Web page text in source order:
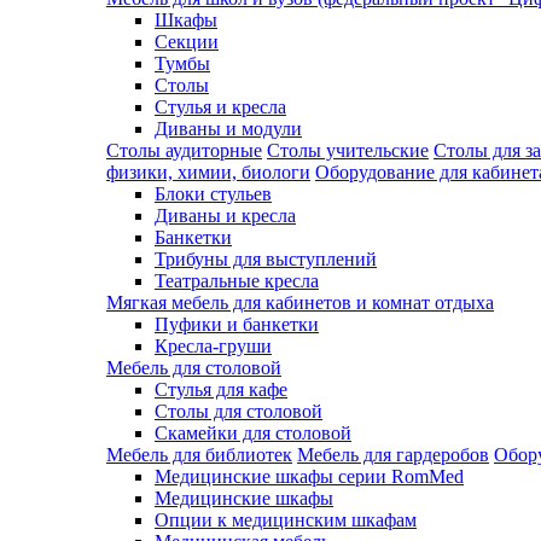
Шкафы
Секции
Тумбы
Столы
Стулья и кресла
Диваны и модули
Столы аудиторные Столы учительские Столы для
физики, химии, биологи Оборудование для
Блоки стульев
Диваны и кресла
Банкетки
Трибуны для выступлений
Театральные кресла
Мягкая мебель для кабинетов и комнат отдыха
Пуфики и банкетки
Кресла-груши
Мебель для столовой
Cтулья для кафе
Cтолы для столовой
Скамейки для столовой
Мебель для библиотек Мебель для гардеробов
Медицинские шкафы серии RomMed
Медицинские шкафы
Опции к медицинским шкафам